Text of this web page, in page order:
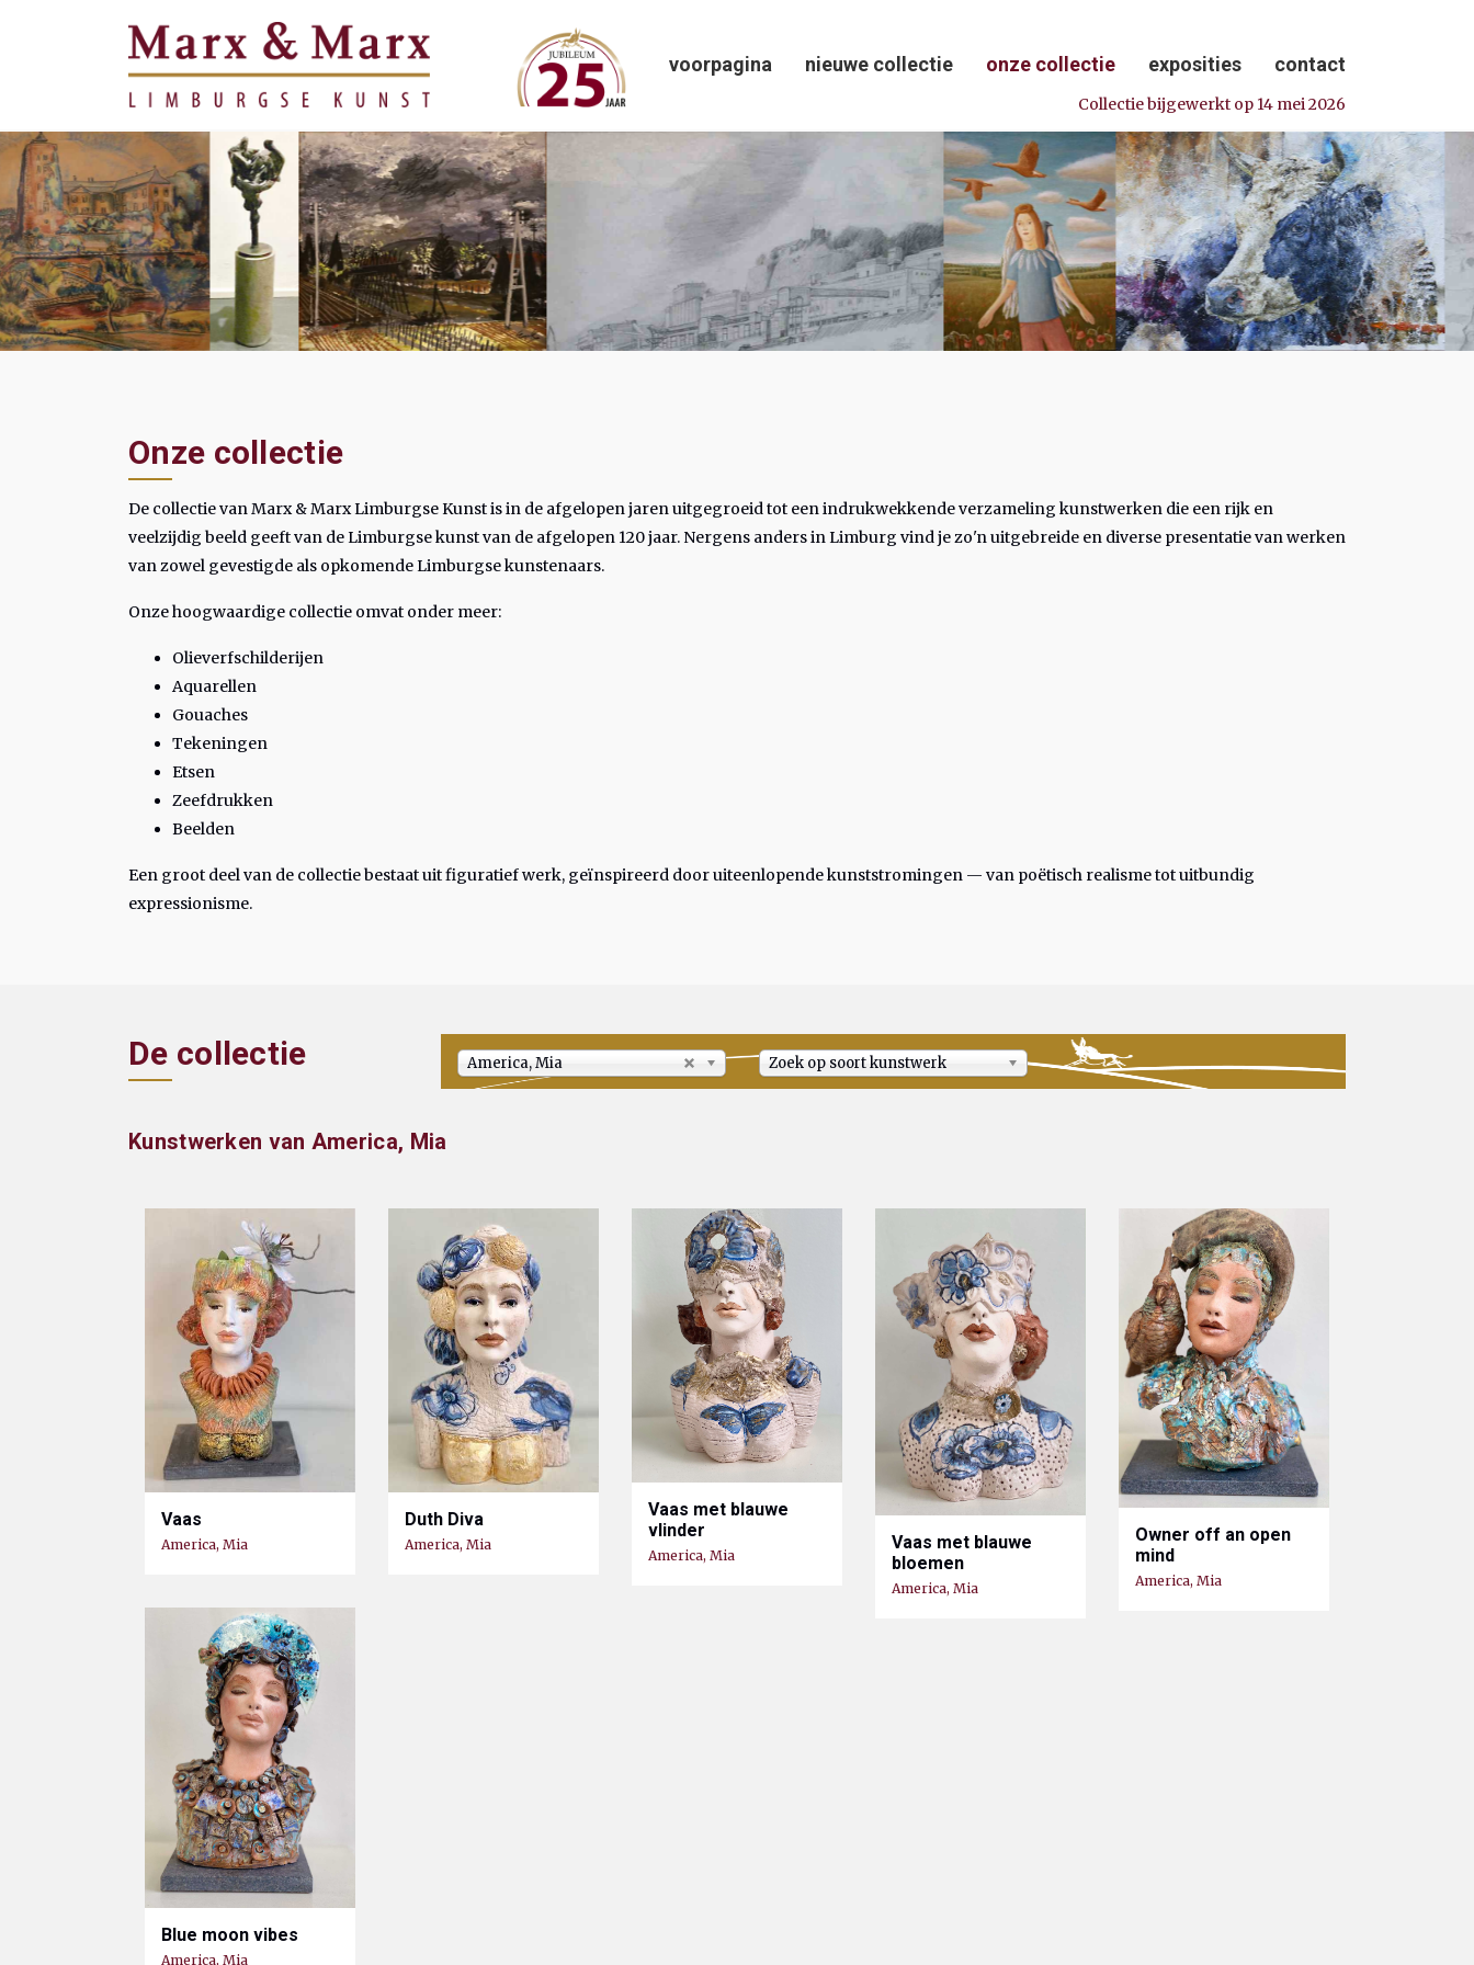
Collectie bijgewerkt op 14 mei 2026
voorpagina nieuwe collectie onze collectie exposities contact
Onze collectie
De collectie van Marx & Marx Limburgse Kunst is in de afgelopen jaren uitgegroeid tot een indrukwekkende verzameling kunstwerken die een rijk en
veelzijdig beeld geeft van de Limburgse kunst van de afgelopen 120 jaar. Nergens anders in Limburg vind je zo'n uitgebreide en diverse presentatie van werken
van zowel gevestigde als opkomende Limburgse kunstenaars.
Onze hoogwaardige collectie omvat onder meer:
Olieverfschilderijen
Aquarellen
Gouaches
Tekeningen
Etsen
Zeefdrukken
Beelden
Een groot deel van de collectie bestaat uit figuratief werk, geïnspireerd door uiteenlopende kunststromingen — van poëtisch realisme tot uitbundig
expressionisme.
De collectie America, Mia Zoek op soort kunstwerk
Kunstwerken van America, Mia
Vaas
America, Mia
Duth Diva
America, Mia
Vaas met blauwe
vlinder
America, Mia
Vaas met blauwe
bloemen
America, Mia
Owner off an open
mind
America, Mia
Blue moon vibes
America, Mia